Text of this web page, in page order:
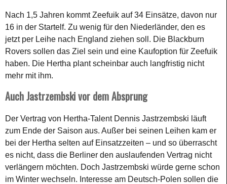
Nach 1,5 Jahren kommt Zeefuik auf 34 Einsätze, davon nur
16 in der Startelf. Zu wenig für den Niederländer, den es
jetzt per Leihe nach England ziehen soll. Die Blackburn
Rovers sollen das Ziel sein und eine Kaufoption für Zeefuik
haben. Die Hertha plant scheinbar auch langfristig nicht
mehr mit ihm.
Auch Jastrzembski vor dem Absprung
Der Vertrag von Hertha-Talent Dennis Jastrzembski läuft
zum Ende der Saison aus. Außer bei seinen Leihen kam er
bei der Hertha selten auf Einsatzzeiten – und so überrascht
es nicht, dass die Berliner den auslaufenden Vertrag nicht
verlängern möchten. Doch Jastrzembski würde gerne schon
im Winter wechseln. Interesse am Deutsch-Polen sollen die